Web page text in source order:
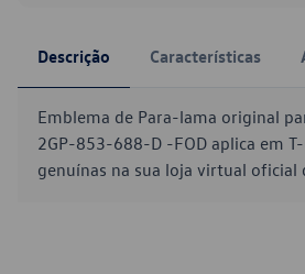
Descrição Características
Emblema de Para-lama original
2GP-853-688-D -FOD aplica em T-
genuínas na sua loja virtual oficial